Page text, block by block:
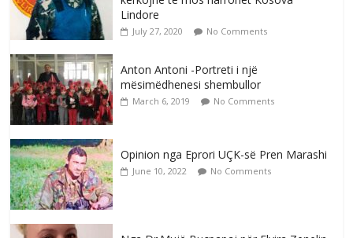
Lindore
July 27, 2020 No Comments
Anton Antoni -Portreti i një
mësimëdhenesi shembullor
March 6, 2019 No Comments
Opinion nga Eprori UÇK-së Pren Marashi
June 10, 2022 No Comments